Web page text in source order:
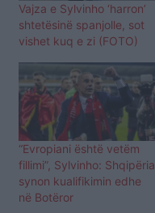
Vajza e Sylvinho ‘harron’
shtetësinë spanjolle, sot
vishet kuq e zi (FOTO)
“Evropiani është vetëm
fillimi”, Sylvinho: Shqipëria
synon kualifikimin edhe
në Botëror